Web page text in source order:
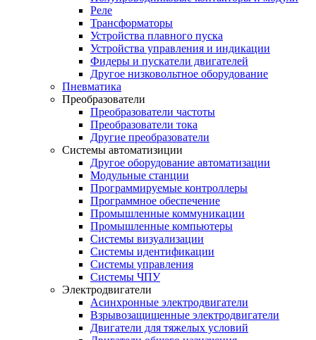
Реле
Трансформаторы
Устройства плавного пуска
Устройства управления и индикации
Фидеры и пускатели двигателей
Другое низковольтное оборудование
Пневматика
Преобразователи
Преобразователи частоты
Преобразователи тока
Другие преобразователи
Системы автоматизиции
Другое оборудование автоматизации
Модульные станции
Программируемые контроллеры
Программное обеспечение
Промышленные коммуникации
Промышленные компьютеры
Системы визуализации
Системы идентификации
Системы управления
Системы ЧПУ
Электродвигатели
Асинхронные электродвигатели
Взрывозащищенные электродвигатели
Двигатели для тяжелых условий